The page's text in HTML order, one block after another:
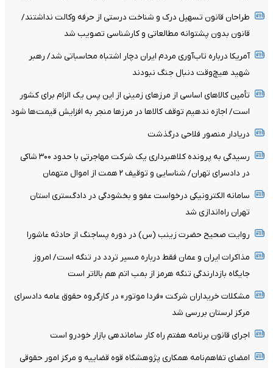
طراحان قانون تسهیل درک و شناخت درستی از حرفه وکالت نداشتند/
قانون بدون پشتوانه مطالعاتی و کارشناسی تصویب شد
آمریکا درباره تاب‌آوری مردم ایران دچار اشتباه محاسباتی شد/ رهبر
شهید هیچ‌وقت دنبال جنگ نبودند
تأمین کالاهای اساسی از مرزهای زمینی از این پس یک الزام برای کشور
است/ اجازه ندهیم توقف کالاها در مرزها منجر به افزایش قیمت‌ها شود
دریادار منصور فلاحی درگذشت
رسیدگی به پرونده کلاهبرداری یک شرکت مهاجرتی با حدود ۳۰۰ شاکی
در دادسرای تهران/ شناسایی و توقیف ۲ همت از اموال متهمان
سامانه الکترونیکی درخواست عفو و بخشودگی در دادگستری استان
تهران راه‌اندازی شد
روایت صحیح حضرت زینب (س) در دوره پساجنگ از حادثه عاشورا
مذاکرات ایران و عمان فقط درباره مسیر تردد در تنگه است/ امروز
جایگاه بازدارندگی تنگه هرمز از بمب اتم هم بالاتر است
مشکلات خریداران شرکت «فردا موتور» در کارگروه حقوق عامه دادسرای
مرکز لرستان بررسی شد
اجرای قانون برنامه هفتم راه کار ساماندهی بازار خودرو است
امضای تفاهم‌نامه همکاری پژوهشگاه قوه قضاییه و مرکز امور حقوقی